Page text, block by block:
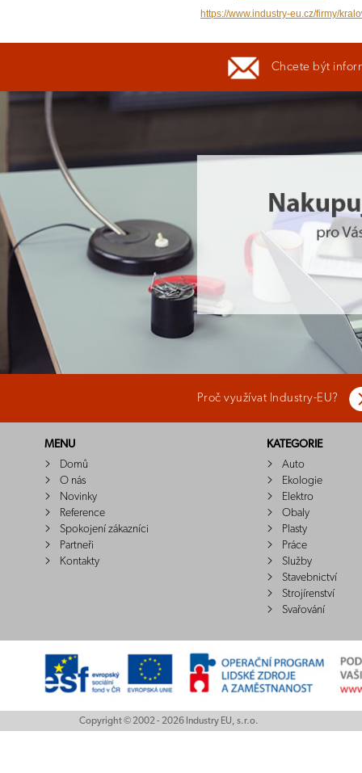
https://www.industry-eu.cz/firmy/
Chcete být
Proč využívat Industry-EU?
MENU
Domů
O nás
Novinky
Reference
Spokojení zákazníci
Partneři
Kontakty
KATEGORIE
Auto
Ekologie
Elektro
Obaly
Plasty
Práce
Služby
Stavebnictví
Strojírenství
Svařování
Copyright © 2002 - 2026 Industry EU, s.r.o.